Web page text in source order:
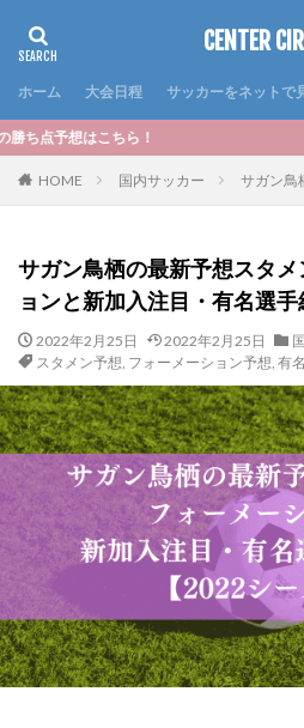
CENTER
ホーム 大会日程 サッカーをネットで
HOME 国内サッカー サガン鳥
サガン鳥栖の最新予想スタ
ョンと新加入注目・有名選手
2022年2月25日 2022年2月25日
スタメン予想, フォーメーション予想, 有